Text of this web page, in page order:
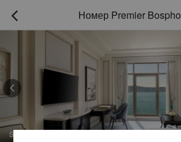
 Номер Premier
Shangri-La Bosphorus, Istanbul
